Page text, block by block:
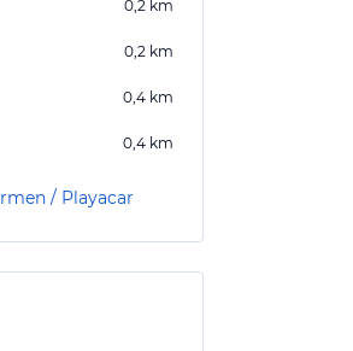
0,2 km
0,2 km
0,4 km
0,4 km
/ Playacar